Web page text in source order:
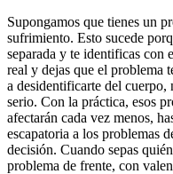
Supongamos que tienes un
sufrimiento. Esto sucede
separada y te identificas con
real y dejas que el problema
a desidentificarte del cuerpo,
serio. Con la práctica, esos
afectarán cada vez menos,
escapatoria a los problemas
decisión. Cuando sepas
problema de frente, con